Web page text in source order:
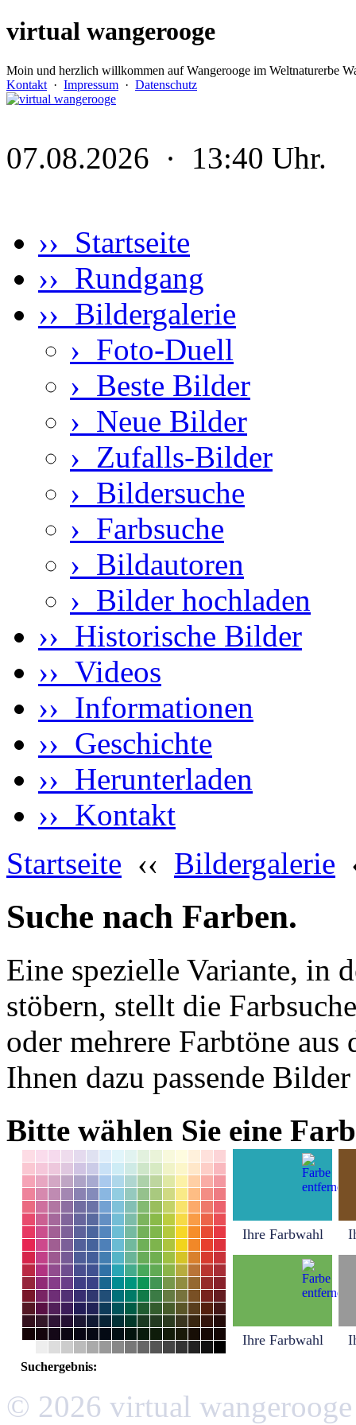
virtual wangerooge
Moin und herzlich willkommen auf Wangerooge im Weltnaturerbe
Kontakt · Impressum · Datenschutz
07.08.2026 · 13:40 Uhr.
›› Startseite
›› Rundgang
›› Bildergalerie
› Foto-Duell
› Beste Bilder
› Neue Bilder
› Zufalls-Bilder
› Bildersuche
› Farbsuche
› Bildautoren
› Bilder hochladen
›› Historische Bilder
›› Videos
›› Informationen
›› Geschichte
›› Herunterladen
›› Kontakt
Startseite ‹‹ Bildergalerie
Suche nach Farben.
Eine spezielle Variante, in
stöbern, stellt die
oder mehrere Farbtöne
Ihnen dazu passende
Bitte wählen Sie eine
Ihre Farbwahl
Ihre Farbwahl
Suchergebnis:
© 2026 virtual wangerooge